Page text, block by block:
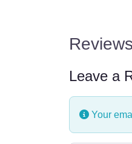
Reviews
Leave a
Your